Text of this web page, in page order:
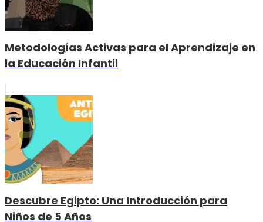
Metodologías Activas para el Aprendizaje en
la Educación Infantil
Descubre Egipto: Una Introducción para
Niños de 5 Años